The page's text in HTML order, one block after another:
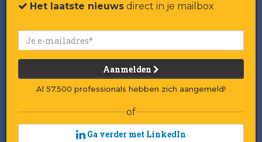
Het laatste nieuws direct in je mailbox
Aanmelden
Al 57.500 professionals hebben zich aangemeld!
of
Ga verder met LinkedIn